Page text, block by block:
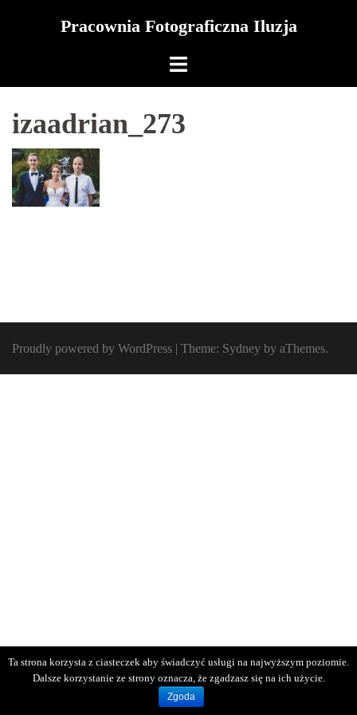
Pracownia Fotograficzna Iluzja
izaadrian_273
Proudly powered by WordPress | Theme: Sydney by aThemes.
Ta strona korzysta z ciasteczek aby świadczyć usługi na najwyższym poziomie.
Dalsze korzystanie ze strony oznacza, że zgadzasz się na ich użycie.
Zgoda